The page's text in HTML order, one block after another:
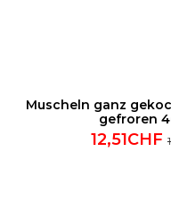
Muscheln ganz
gefroren
12,51CHF